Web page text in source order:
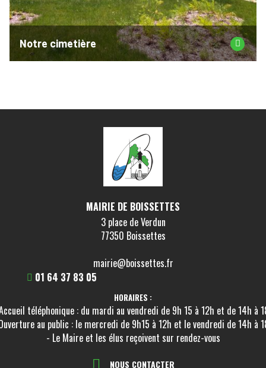
Notre cimetière
MAIRIE DE BOISSETTES
3 place de Verdun
77350 Boissettes
mairie@boissettes.fr
01 64 37 83 05
HORAIRES :
téléphonique : du mardi au vendredi de 9h 15 à 12h et de 14h à
au public : le mercredi de 9h15 à 12h et le vendredi de 14h à
- Le Maire et les élus reçoivent sur rendez-vous
NOUS CONTACTER